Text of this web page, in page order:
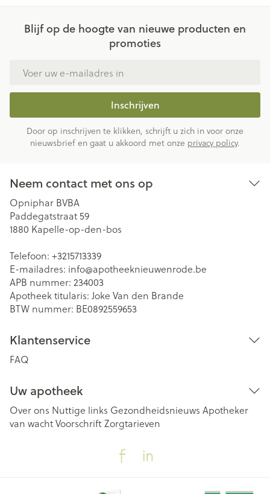
Blijf op de hoogte van nieuwe producten en
promoties
Inschrijven
Door op inschrijven te klikken, schrijft u zich in voor onze
nieuwsbrief en gaat u akkoord met onze privacy policy.
Neem contact met ons op
Opniphar BVBA
Paddegatstraat 59
1880 Kapelle-op-den-bos
Telefoon: +3215713339
E-mailadres: info@apotheeknieuwenrode.be
APB nummer: 234003
Apotheek titularis: Joke Van den Brande
BTW nummer: BE0892559653
Klantenservice
FAQ
Uw apotheek
Over ons Nuttige links Gezondheidsnieuws Apotheker
van wachtVoorschriftZorgtarieven